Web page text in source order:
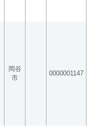
岡谷
市
0000001147